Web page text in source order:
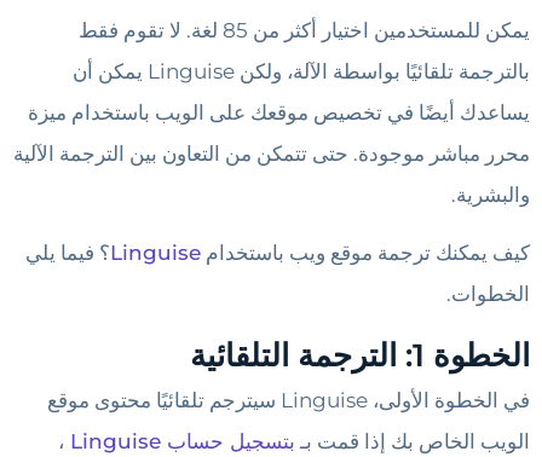
يمكن للمستخدمين اختيار أكثر من 85 لغة. لا تقوم فقط
بالترجمة تلقائيًا بواسطة الآلة، ولكن Linguise يمكن أن
يساعدك أيضًا في تخصيص موقعك على الويب باستخدام ميزة
محرر مباشر موجودة. حتى تتمكن من التعاون بين الترجمة الآلية
والبشرية.
كيف يمكنك ترجمة موقع ويب باستخدام Linguise؟ فيما يلي
الخطوات.
الخطوة 1: الترجمة التلقائية
في الخطوة الأولى، Linguise سيترجم تلقائيًا محتوى موقع
الويب الخاص بك إذا قمت بـ بتسجيل حساب Linguise
،